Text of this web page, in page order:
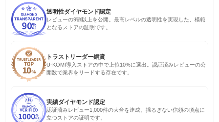
透明性ダイヤモンド認定
レビューの9割以上を公開。最高レベルの透明性を実現した、模範
となるストアの証明です。
トラストリーダー銅賞
U-KOMI導入ストアの中で上位10%に選出。認証済みレビューの公
開数で業界をリードする存在です。
実績ダイヤモンド認定
認証済みレビュー1,000件の大台を達成。揺るぎない信頼の頂点に
立つストアの証明です。